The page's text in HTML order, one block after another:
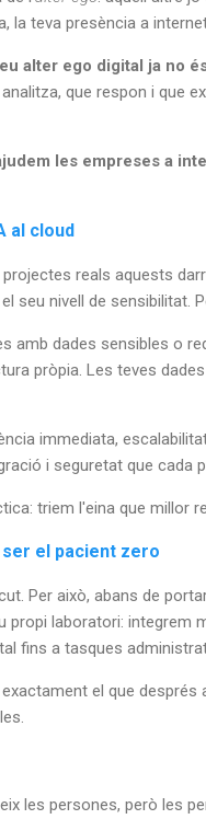
la teva presència a
alter ego digital ja no
analitza, que respon i que
les empreses a
al cloud
reals aquests
seu nivell de sensibilitat.
amb dades sensibles o
pròpia. Les teves
immediata,
i seguretat que cada
triem l'eina que millor
el pacient zero
Per això, abans de
propi laboratori: integrem
fins a tasques
el que
les persones, però les